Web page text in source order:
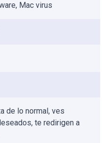
Mac virus
de lo normal, ves
te redirigen a